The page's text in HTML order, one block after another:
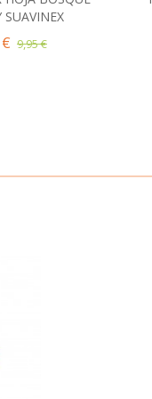
SUAVINEX
9,95 €